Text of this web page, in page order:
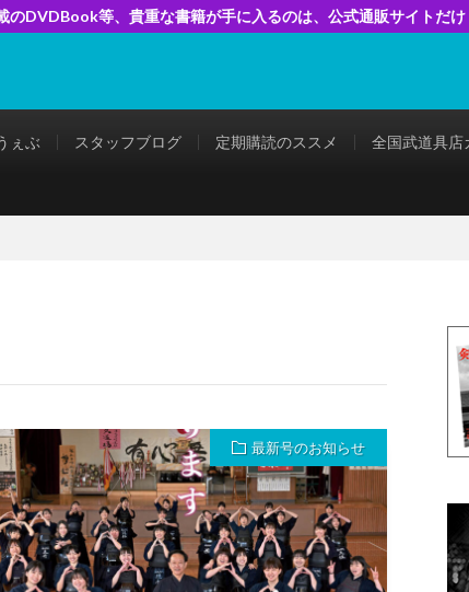
のDVDBook等、貴重な書籍が手に入るのは、公式通販サイトだけ
ぇぶ スタッフブログ 定期購読のススメ 全国武道具
最新号のお知らせ